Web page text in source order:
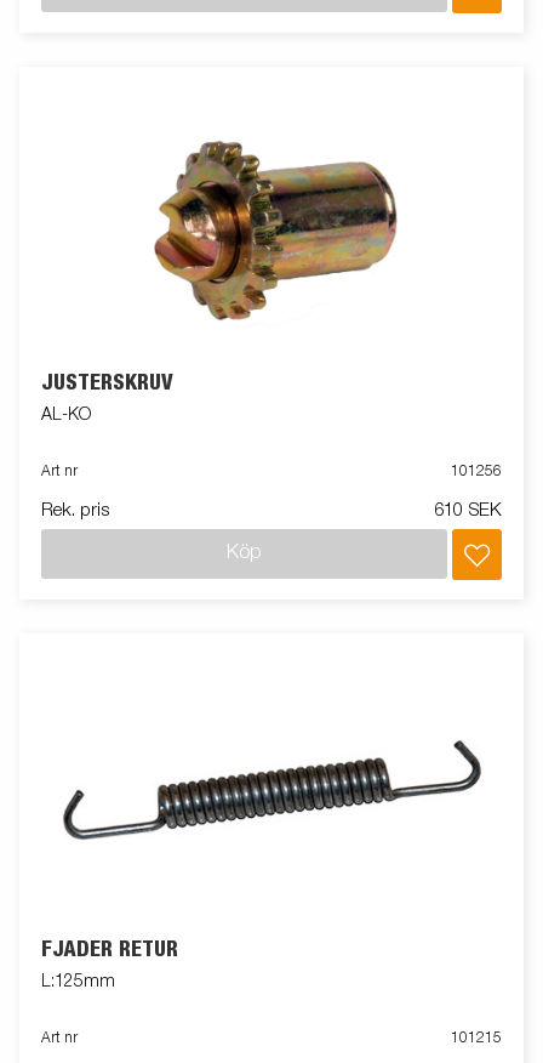
JUSTERSKRUV
AL-KO
Art nr 101256
Rek. pris 610 SEK
Köp
FJÄDER RETUR
L:125mm
Art nr 101215